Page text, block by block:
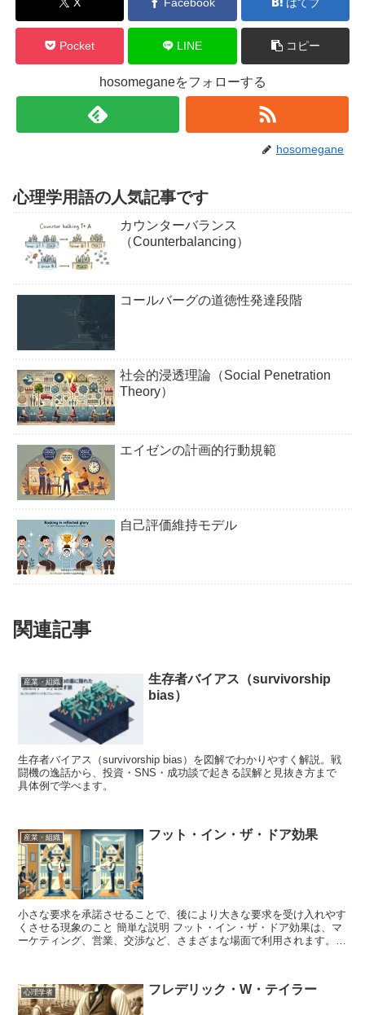
Pocket LINE コピー
hosomeganeをフォローする
hosomegane
心理学用語の人気記事です
カウンターバランス
（Counterbalancing）
コールバーグの道徳性発達段階
社会的浸透理論（Social Penetration
Theory）
エイゼンの計画的行動規範
自己評価維持モデル
関連記事
産業・組織
生存者バイアス（survivorship
bias）
生存者バイアス（survivorship bias）を図解でわかりやすく解説。戦
闘機の逸話から、投資・SNS・成功談で起きる誤解と見抜き方まで
具体例で学べます。
産業・組織 フット・イン・ザ・ドア効果
小さな要求を承諾させることで、後により大きな要求を受け入れやす
くさせる現象のこと 簡単な説明 フット・イン・ザ・ドア効果は、マ
ーケティング、営業、交渉など、さまざまな場面で利用されます。初
心理学者 フレデリック・W・テイラー